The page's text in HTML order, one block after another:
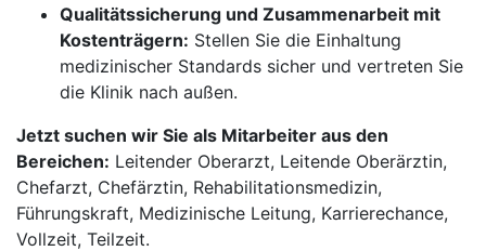
Qualitätssicherung und Zusammenarbeit mit
Kostenträgern: Stellen Sie die Einhaltung
medizinischer Standards sicher und vertreten Sie
die Klinik nach außen.
Jetzt suchen wir Sie als Mitarbeiter aus den
Bereichen: Leitender Oberarzt, Leitende Oberärztin,
Chefarzt, Chefärztin, Rehabilitationsmedizin,
Führungskraft, Medizinische Leitung, Karrierechance,
Vollzeit, Teilzeit.